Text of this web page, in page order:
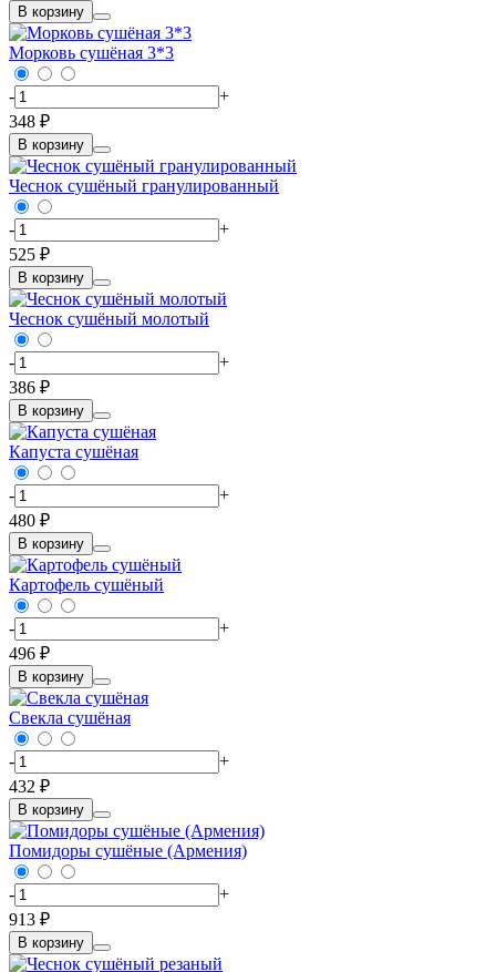
В корзину
Морковь сушёная 3*3
-
+
348 ₽
В корзину
Чеснок сушёный гранулированный
-
+
525 ₽
В корзину
Чеснок сушёный молотый
-
+
386 ₽
В корзину
Капуста сушёная
-
+
480 ₽
В корзину
Картофель сушёный
-
+
496 ₽
В корзину
Свекла сушёная
-
+
432 ₽
В корзину
Помидоры сушёные (Армения)
-
+
913 ₽
В корзину